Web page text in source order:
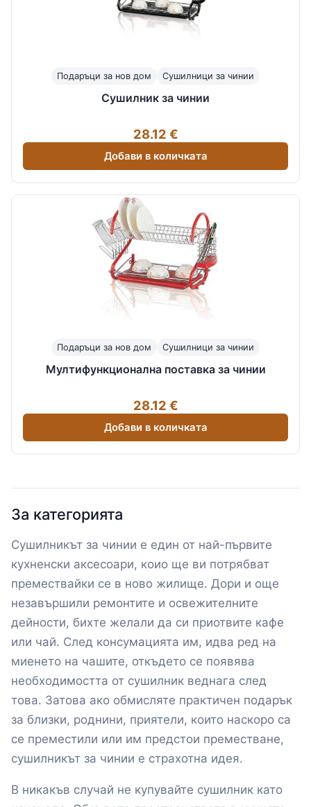
Подаръци за нов дом Сушилници за чинии
Сушилник за чинии
28.12 €
Добави в количката
Подаръци за нов дом Сушилници за чинии
Мултифункционална поставка за чинии
28.12 €
Добави в количката
За категорията
Сушилникът за чинии е един от най-първите
кухненски аксесоари, коио ще ви потрябват
премествайки се в ново жилище. Дори и още
незавършили ремонтите и освежителните
дейности, бихте желали да си приотвите кафе
или чай. След консумацията им, идва ред на
миенето на чашите, откъдето се появява
необходимостта от сушилник веднага след
това. Затова ако обмисляте практичен подарък
за близки, роднини, приятели, които наскоро са
се преместили или им предстои преместване,
сушилникът за чинии е страхотна идея.
В никакъв случай не купувайте сушилник като